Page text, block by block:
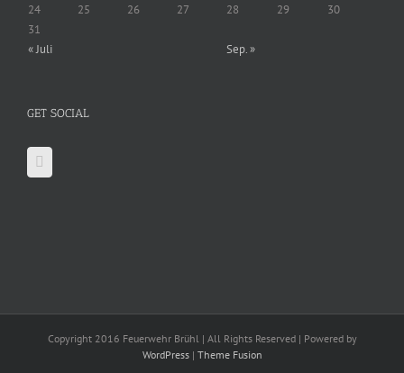
24
25 26 27 28 29
30
31
« Juli
Sep. »
GET SOCIAL
Copyright 2016 Feuerwehr Brühl | All Rights Reserved | Powered by
WordPress| Theme Fusion